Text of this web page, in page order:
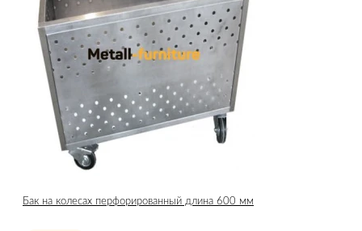
Бак на колесах перфорированный длина 600 мм